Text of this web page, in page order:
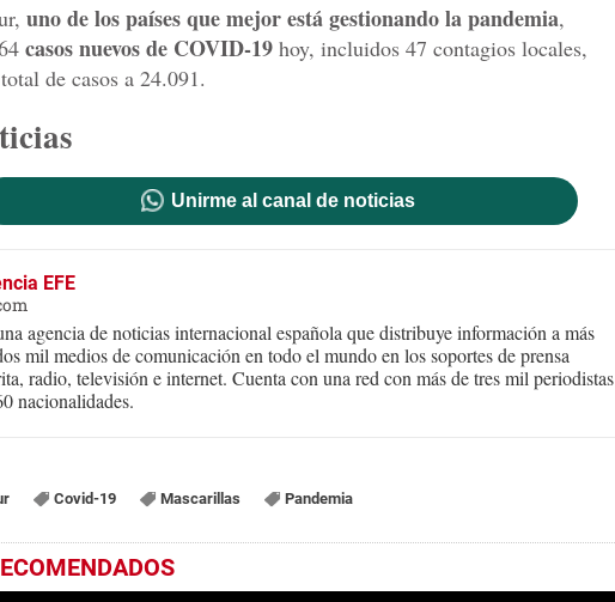
uno de los países que mejor está gestionando la pandemia,
casos nuevos de COVID-19 hoy, incluidos 47 contagios locales,
de casos a 24.091.
Unirme al canal de noticias
EFE
agencia de noticias internacional española que distribuye información a más
mil medios de comunicación en todo el mundo en los soportes de prensa
radio, televisión e internet. Cuenta con una red con más de tres mil periodistas
nacionalidades.
Covid-19 Mascarillas Pandemia